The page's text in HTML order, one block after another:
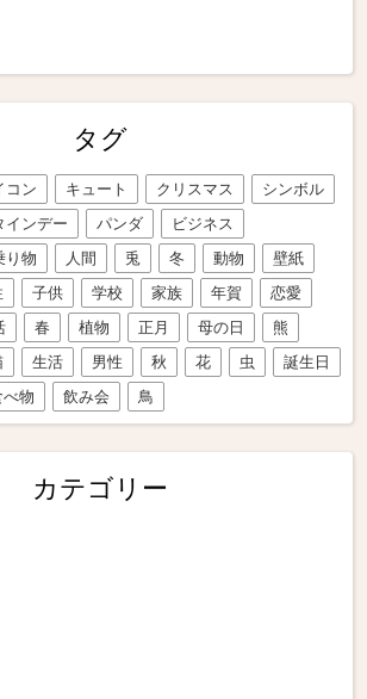
タグ
コン キュート クリスマス
シンボル
インデー パンダ
ビジネス
り物 人間 兎 冬 動物
壁紙
子供 学校 家族 年賀
恋愛
春 植物 正月 母の日
熊
生活 男性 秋 花 虫
誕生日
物 飲み会 鳥
カテゴリー